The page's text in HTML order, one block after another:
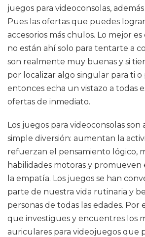
juegos para videoconsolas,
Pues las ofertas que puedes
accesorios más chulos. Lo mejor
no están ahí solo para tentarte a
son realmente muy buenas y si
por localizar algo singular para ti o
entonces echa un vistazo a todas
ofertas de inmediato.
Los juegos para videoconsolas
simple diversión: aumentan la
refuerzan el pensamiento lógico,
habilidades motoras y promueven
la empatía. Los juegos se han
parte de nuestra vida rutinaria y
personas de todas las edades. Por
que investigues y encuentres los
auriculares para videojuegos que